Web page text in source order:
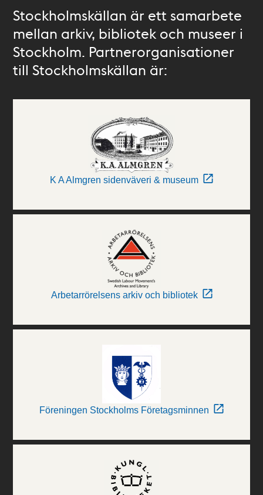
Stockholmskällan är ett samarbete
mellan arkiv, bibliotek och museer i
Stockholm. Partnerorganisationer
till Stockholmskällan är:
K A Almgren sidenväveri & museum
Arbetarrörelsens arkiv och bibliotek
Föreningen Stockholms Företagsminnen